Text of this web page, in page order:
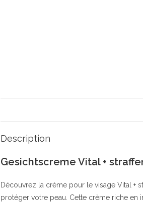
Description
Gesichtscreme Vital +
Découvrez la crème pour le visage Vital +
protéger votre peau. Cette crème riche en